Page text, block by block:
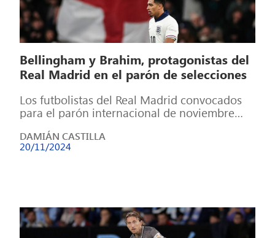
Bellingham y Brahim, protagonistas del
Real Madrid en el parón de selecciones
Los futbolistas del Real Madrid convocados
para el parón internacional de noviembre
compromisos […]
DAMIÁN CASTILLA
20/11/2024